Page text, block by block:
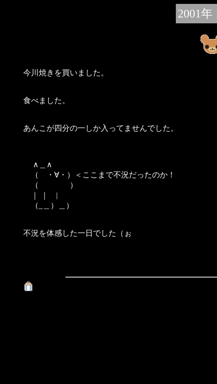
2001年
今川焼きを買いました。
食べました。
あんこが四分の一しか入ってませんでした。
∧＿∧
（ ・∀・）＜ここまで不況だったのか！
（ ）
｜ ｜ |
（_＿）＿）
不況を体感した一日でした（ぉ